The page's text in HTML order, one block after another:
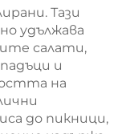
Тази
удължава
салати,
и
на
до пикници,